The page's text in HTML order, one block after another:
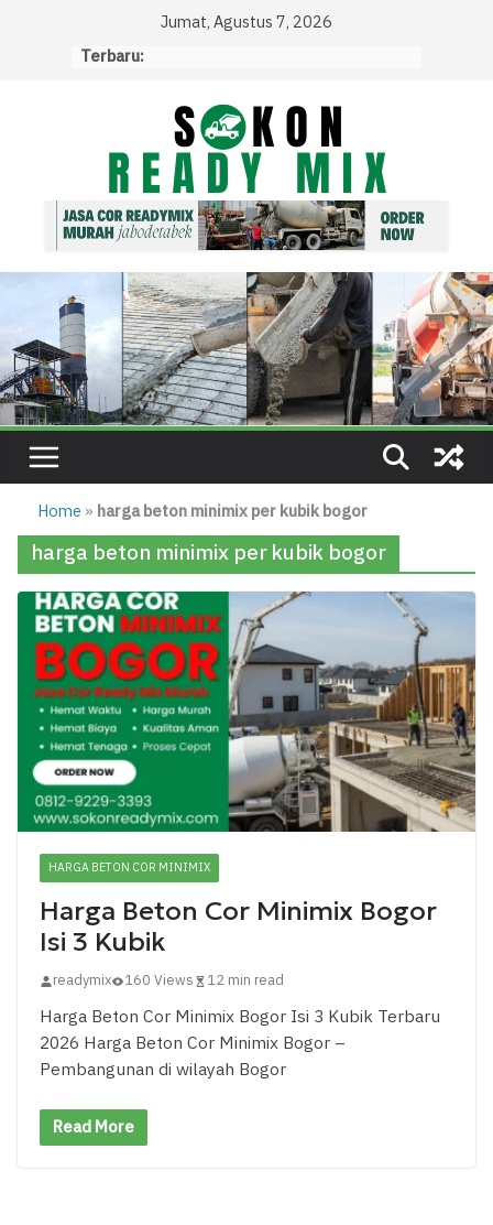
Jumat, Agustus 7, 2026
Terbaru:
Home » harga beton minimix per kubik bogor
harga beton minimix per kubik bogor
HARGA BETON COR MINIMIX
Harga Beton Cor Minimix Bogor
Isi 3 Kubik
readymix 160 Views 12 min read
Harga Beton Cor Minimix Bogor Isi 3 Kubik Terbaru
2026 Harga Beton Cor Minimix Bogor –
Pembangunan di wilayah Bogor
Read More